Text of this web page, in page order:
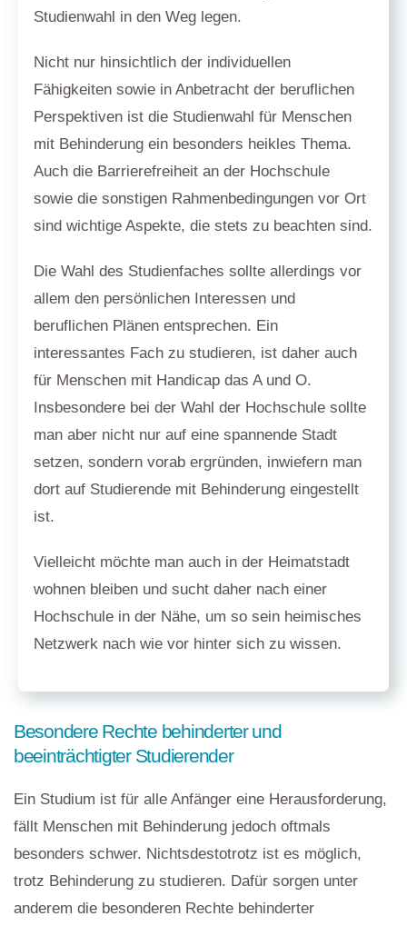
Studienwahl in den Weg legen.
Nicht nur hinsichtlich der individuellen
Fähigkeiten sowie in Anbetracht der beruflichen
Perspektiven ist die Studienwahl für Menschen
mit Behinderung ein besonders heikles Thema.
Auch die Barrierefreiheit an der Hochschule
sowie die sonstigen Rahmenbedingungen vor Ort
sind wichtige Aspekte, die stets zu beachten sind.
Die Wahl des Studienfaches sollte allerdings vor
allem den persönlichen Interessen und
beruflichen Plänen entsprechen. Ein
interessantes Fach zu studieren, ist daher auch
für Menschen mit Handicap das A und O.
Insbesondere bei der Wahl der Hochschule sollte
man aber nicht nur auf eine spannende Stadt
setzen, sondern vorab ergründen, inwiefern man
dort auf Studierende mit Behinderung eingestellt
ist.
Vielleicht möchte man auch in der Heimatstadt
wohnen bleiben und sucht daher nach einer
Hochschule in der Nähe, um so sein heimisches
Netzwerk nach wie vor hinter sich zu wissen.
Besondere Rechte behinderter und
beeinträchtigter Studierender
Ein Studium ist für alle Anfänger eine Herausforderung,
fällt Menschen mit Behinderung jedoch oftmals
besonders schwer. Nichtsdestotrotz ist es möglich,
trotz Behinderung zu studieren. Dafür sorgen unter
anderem die besonderen Rechte behinderter